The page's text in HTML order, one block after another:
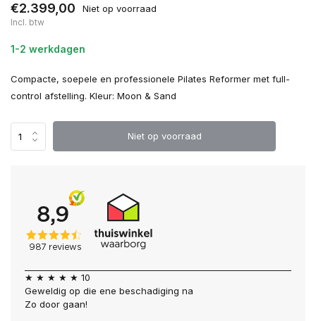
€2.399,00 Niet op voorraad
Incl. btw
1-2 werkdagen
Compacte, soepele en professionele Pilates Reformer met full-
control afstelling. Kleur: Moon & Sand
Niet op voorraad
★ ★ ★ ★ ★ 10
Geweldig op die ene beschadiging na
Zo door gaan!